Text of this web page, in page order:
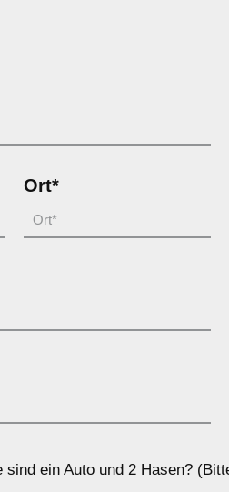
Ort*
ein Auto und 2 Hasen?